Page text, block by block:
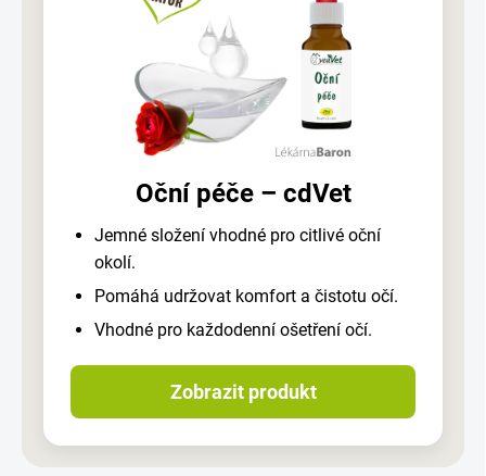
Oční péče – cdVet
Jemné složení vhodné pro citlivé oční
okolí.
Pomáhá udržovat komfort a čistotu očí.
Vhodné pro každodenní ošetření očí.
Zobrazit produkt